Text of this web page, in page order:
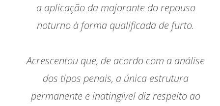
a aplicação da majorante do repouso
noturno à forma qualificada de furto.
Acrescentou que, de acordo com a análise
dos tipos penais, a única estrutura
permanente e inatingível diz respeito ao